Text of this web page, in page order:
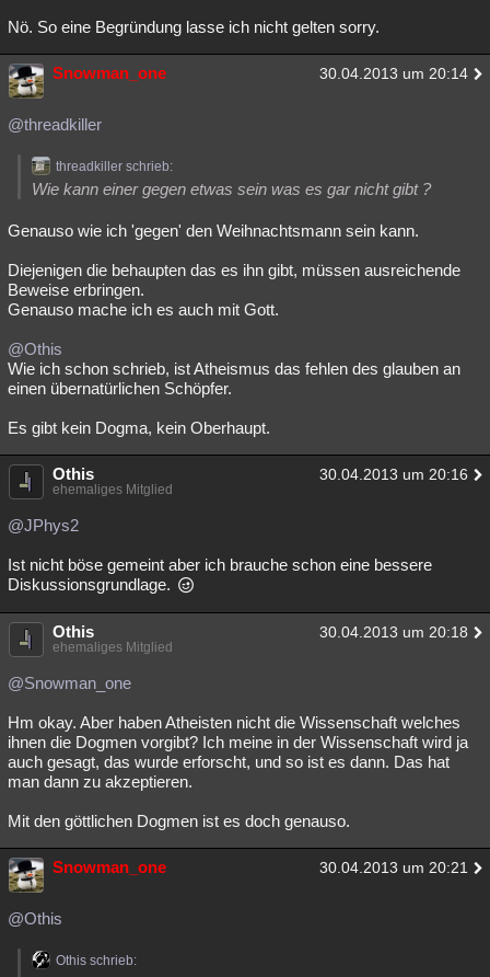
Nö. So eine Begründung lasse ich nicht gelten sorry.
Snowman_one 30.04.2013 um 20:14
@threadkiller
threadkiller schrieb:
Wie kann einer gegen etwas sein was es gar nicht gibt ?
Genauso wie ich 'gegen' den Weihnachtsmann sein kann.
Diejenigen die behaupten das es ihn gibt, müssen ausreichende
Beweise erbringen.
Genauso mache ich es auch mit Gott.
@Othis
Wie ich schon schrieb, ist Atheismus das fehlen des glauben an
einen übernatürlichen Schöpfer.
Es gibt kein Dogma, kein Oberhaupt.
Othis 30.04.2013 um 20:16
ehemaliges Mitglied
@JPhys2
Ist nicht böse gemeint aber ich brauche schon eine bessere
Diskussionsgrundlage.
Othis 30.04.2013 um 20:18
ehemaliges Mitglied
@Snowman_one
Hm okay. Aber haben Atheisten nicht die Wissenschaft welches
ihnen die Dogmen vorgibt? Ich meine in der Wissenschaft wird ja
auch gesagt, das wurde erforscht, und so ist es dann. Das hat
man dann zu akzeptieren.
Mit den göttlichen Dogmen ist es doch genauso.
Snowman_one 30.04.2013 um 20:21
@Othis
Othis schrieb: